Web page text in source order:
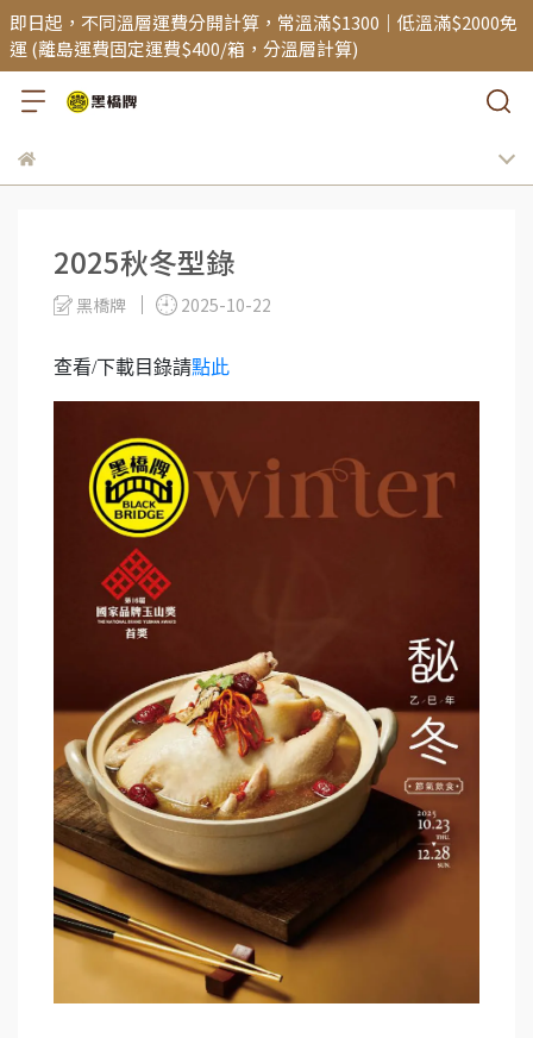
即日起，不同溫層運費分開計算，常溫滿$1300｜低溫滿$2000免
運 (離島運費固定運費$400/箱，分溫層計算)
2025秋冬型錄
黑橋牌 2025-10-22
查看/下載目錄請點此